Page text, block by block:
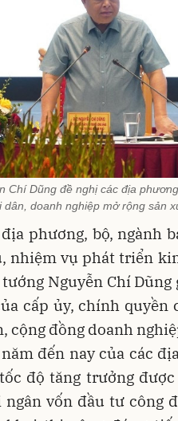
Chí Dũng đề nghị các địa
dân, doanh nghiệp mở rộng sản
phương, bộ, ngành
nhiệm vụ phát triển
Nguyễn Chí
cấp ủy, chính quyền
cộng đồng doanh
đến nay của các
độ tăng trưởng
ngân vốn đầu tư công